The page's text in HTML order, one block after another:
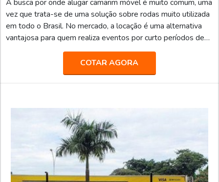
A busca por onde alugar camarim móvel é muito comum, uma
vez que trata-se de uma solução sobre rodas muito utilizada
em todo o Brasil. No mercado, a locação é uma alternativa
vantajosa para quem realiza eventos por curto períodos de
tempo, garantindo economia e praticidade para quem o
contrata.Para atender o dinâmico mercado de eventos e
show business com agilidade, proporcionando mais estrutura
e comodidade para equipes de produção e artistas, a
COTAR AGORA